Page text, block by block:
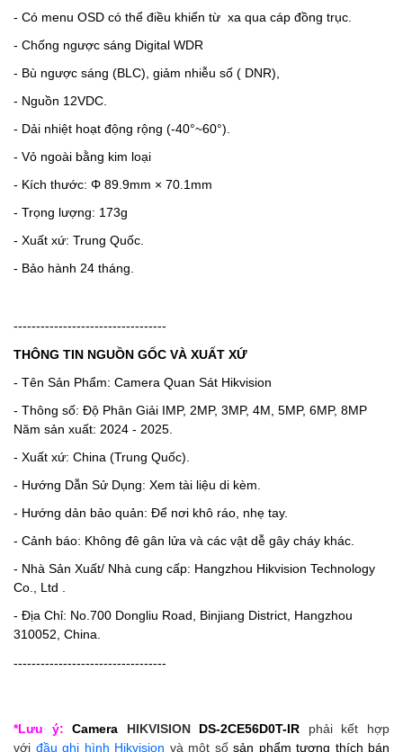
- Có menu OSD có thể điều khiển từ xa qua cáp đồng trục.
- Chống ngược sáng Digital WDR
- Bù ngược sáng (BLC), giảm nhiễu số ( DNR),
- Nguồn 12VDC.
- Dải nhiệt hoạt động rộng (-40°~60°).
- Vỏ ngoài bằng kim loại
- Kích thước: Φ 89.9mm × 70.1mm
- Trọng lượng: 173g
- Xuất xứ: Trung Quốc.
- Bảo hành 24 tháng.
----------------------------------
THÔNG TIN NGUỒN GỐC VÀ XUẤT XỨ
- Tên Sản Phẩm: Camera Quan Sát Hikvision
- Thông số: Độ Phân Giải IMP, 2MP, 3MP, 4M, 5MP, 6MP, 8MP
Năm sản xuất: 2024 - 2025.
- Xuất xứ: China (Trung Quốc).
- Hướng Dẫn Sử Dụng: Xem tài liệu di kèm.
- Hướng dản bảo quản: Để nơi khô ráo, nhẹ tay.
- Cảnh báo: Không đê gân lửa và các vật dễ gây cháy khác.
- Nhà Sản Xuất/ Nhà cung cấp: Hangzhou Hikvision Technology
Co., Ltd .
- Địa Chỉ: No.700 Dongliu Road, Binjiang District, Hangzhou
310052, China.
----------------------------------
*Lưu ý:Camera HIKVISION DS-2CE56D0T-IR
phải kết hợp
với đầu ghi hình Hikvision và một số sản phẩm tương thích bán